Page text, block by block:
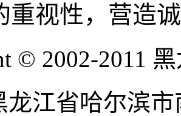
重视性，营造
© 2002-2011
龙江省哈尔滨